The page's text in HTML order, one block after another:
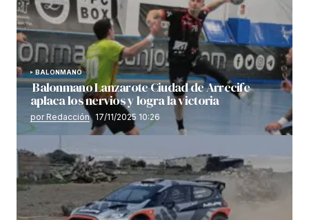
BALONMANO
Balonmano Lanzarote Ciudad de Arrecife
aplaca los nervios y logra la victoria
por Redacción 17/11/2025 10:26